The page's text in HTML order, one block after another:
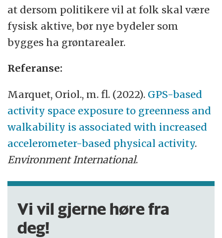
at dersom politikere vil at folk skal være
fysisk aktive, bør nye bydeler som
bygges ha grøntarealer.
Referanse:
Marquet, Oriol., m. fl. (2022). GPS-based
activity space exposure to greenness and
walkability is associated with increased
accelerometer-based physical activity.
Environment International.
Vi vil gjerne høre fra
deg!